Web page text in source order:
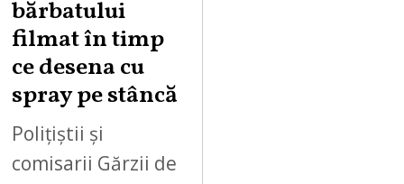
bărbatului
filmat în timp
ce desena cu
spray pe stâncă
Polițiștii și
comisarii Gărzii de